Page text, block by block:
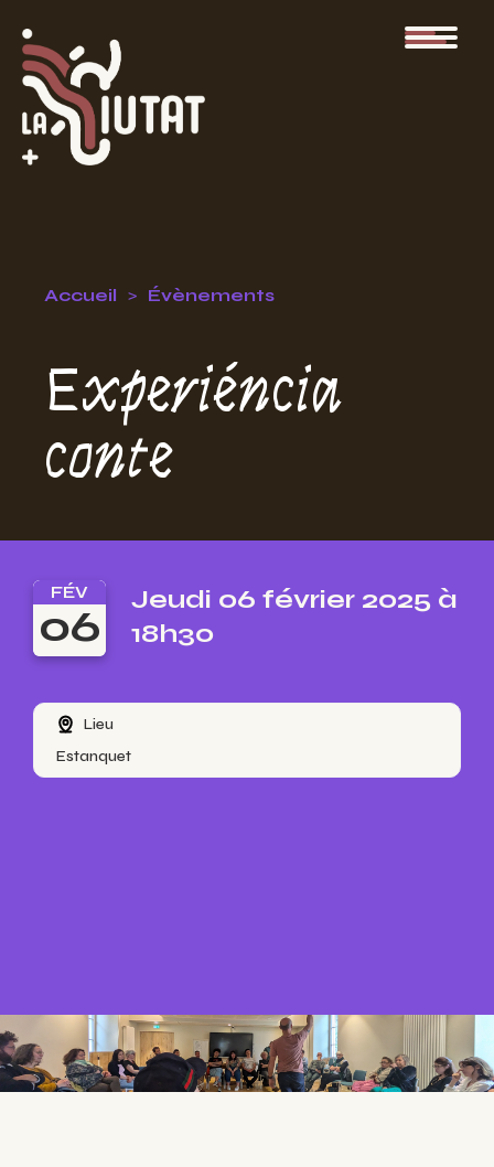
Accueil Évènements
Experiéncia
conte
FÉV
06
Jeudi 06 février 2025 à
18h30
Lieu
Estanquet